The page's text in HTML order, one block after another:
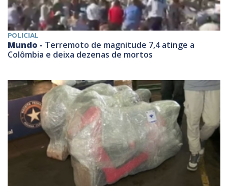
POLICIAL
Mundo - Terremoto de magnitude 7,4 atinge a
Colômbia e deixa dezenas de mortos